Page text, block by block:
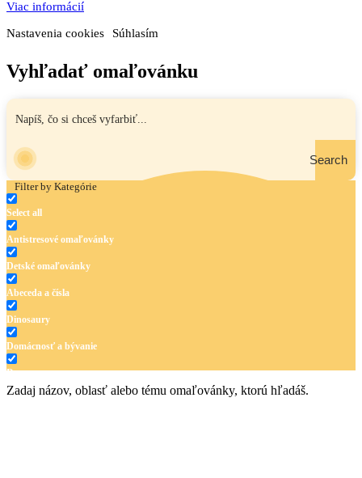
Viac informácií
Nastavenia cookies Súhlasím
Vyhľadať omaľovánku
Search
Filter by Kategórie
Select all
Antistresové omaľovánky
Detské omaľovánky
Abeceda a čísla
Dinosaury
Domácnosť a bývanie
Doprava
Hudba
Zadaj názov, oblasť alebo tému omaľovánky, ktorú hľadáš.